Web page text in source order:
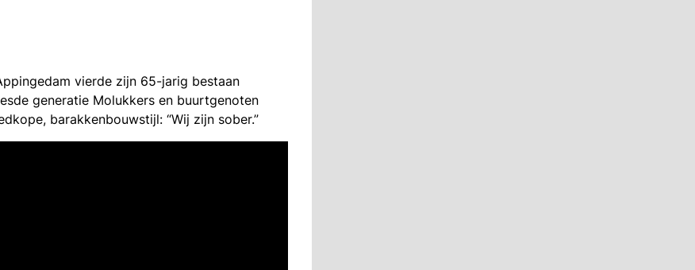
vierde zijn 65-jarig bestaan
generatie Molukkers en buurtgenoten
barakkenbouwstijl: “Wij zijn sober.”